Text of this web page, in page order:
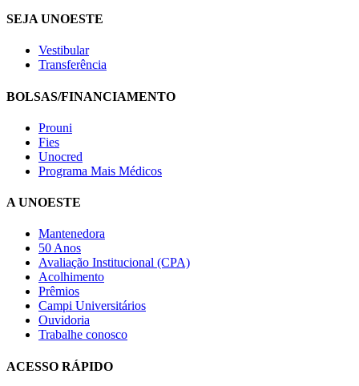
SEJA UNOESTE
Vestibular
Transferência
BOLSAS/FINANCIAMENTO
Prouni
Fies
Unocred
Programa Mais Médicos
A UNOESTE
Mantenedora
50 Anos
Avaliação Institucional (CPA)
Acolhimento
Prêmios
Campi Universitários
Ouvidoria
Trabalhe conosco
ACESSO RÁPIDO